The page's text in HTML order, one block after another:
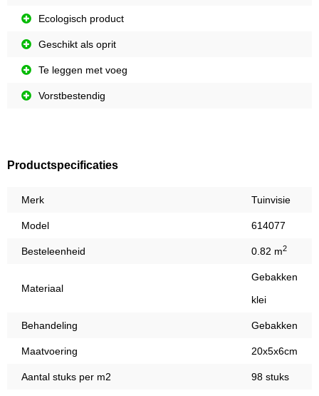
Ecologisch product
Geschikt als oprit
Te leggen met voeg
Vorstbestendig
Productspecificaties
Merk Tuinvisie
Model 614077
Besteleenheid 0.82 m2
Materiaal
Gebakken
klei
Behandeling Gebakken
Maatvoering 20x5x6cm
Aantal stuks per m2 98 stuks